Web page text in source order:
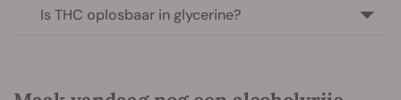
Is THC oplosbaar in glycerine?